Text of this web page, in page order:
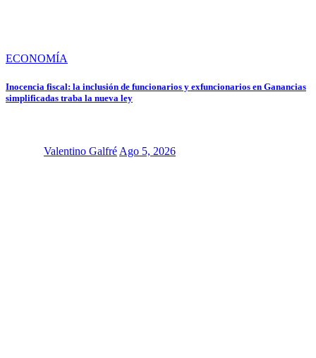
ECONOMÍA
Inocencia fiscal: la inclusión de funcionarios y exfuncionarios en Ganancias
simplificadas traba la nueva ley
Valentino Galfré Ago 5, 2026